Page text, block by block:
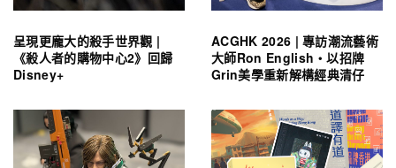
呈現更龐大的殺手世界觀 |
《殺人者的購物中心2》回歸
Disney+
ACGHK 2026 | 專訪潮流藝術
大師Ron English・以招牌
Grin美學重新解構經典清仔